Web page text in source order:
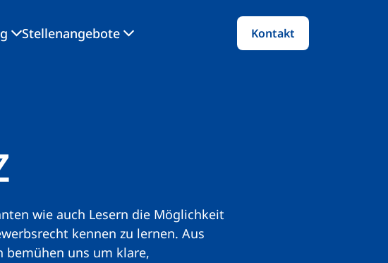
Stellenangebote Kontakt
wie auch Lesern die Möglichkeit
kennen zu lernen. Aus
bemühen uns um klare,